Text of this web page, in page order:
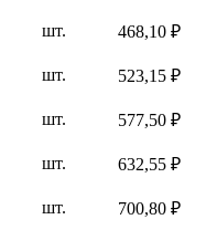
шт.
468,10 ₽
шт.
523,15 ₽
шт.
577,50 ₽
шт.
632,55 ₽
шт.
700,80 ₽